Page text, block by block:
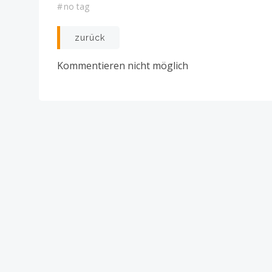
#no tag
Post
navigation
zurück
Kommentieren nicht möglich